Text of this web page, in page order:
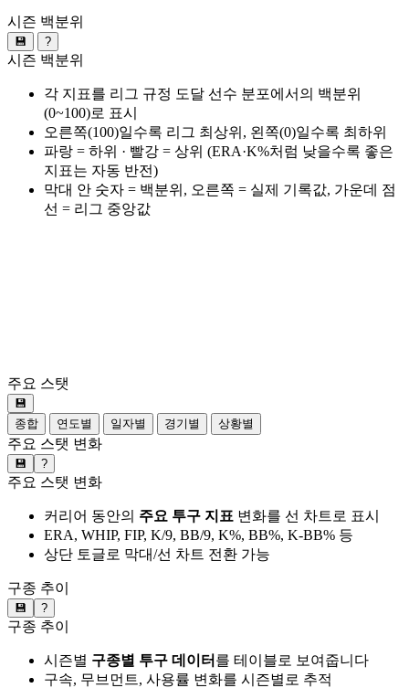
시즌 백분위
💾 ?
시즌 백분위
각 지표를 리그 규정 도달 선수 분포에서의 백분위
(0~100)로 표시
오른쪽(100)일수록 리그 최상위, 왼쪽(0)일수록 최하위
파랑 = 하위 · 빨강 = 상위 (ERA·K%처럼 낮을수록 좋은
지표는 자동 반전)
막대 안 숫자 = 백분위, 오른쪽 = 실제 기록값, 가운데 점
선 = 리그 중앙값
주요 스탯
💾
종합
연도별 일자별 경기별 상황별
주요 스탯 변화
💾 ?
주요 스탯 변화
커리어 동안의 주요 투구 지표 변화를 선 차트로 표시
ERA, WHIP, FIP, K/9, BB/9, K%, BB%, K-BB% 등
상단 토글로 막대/선 차트 전환 가능
구종 추이
💾 ?
구종 추이
시즌별 구종별 투구 데이터 를 테이블로 보여줍니다
구속, 무브먼트, 사용률 변화를 시즌별로 추적